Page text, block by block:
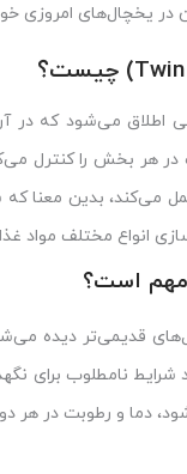
در یخچال‌های امروزی
در هر بخش را کنترل
می‌کند، بدین معنا
انواع مختلف مواد
قدیمی‌تر دیده
شرایط نامطلوب
دما و رطوبت در